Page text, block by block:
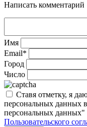
Написать комментарий
Имя
Email*
Город
Число
Ставя отметку, я
персональных данных
персональных
Пользовательского